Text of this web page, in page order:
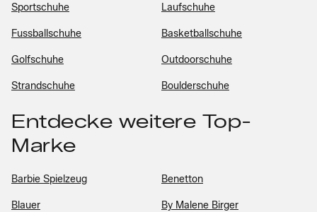
Sportschuhe Laufschuhe
Fussballschuhe Basketballschuhe
Golfschuhe Outdoorschuhe
Strandschuhe Boulderschuhe
Entdecke weitere Top-
Marke
Barbie Spielzeug Benetton
Blauer By Malene Birger